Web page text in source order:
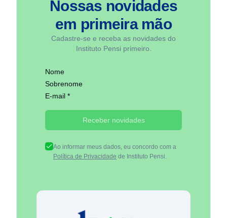
Nossas novidades
em primeira mão
Cadastre-se e receba as novidades do
Instituto Pensi primeiro.
Nome
Sobrenome
E-mail *
Receber novidades
Ao informar meus dados, eu concordo com a
Política de Privacidade de Instituto Pensi.